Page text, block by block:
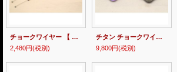
チョークワイヤー 【 MC28 】
2,480円(税別)
チタン チョークワイヤーホルダー
9,800円(税別)